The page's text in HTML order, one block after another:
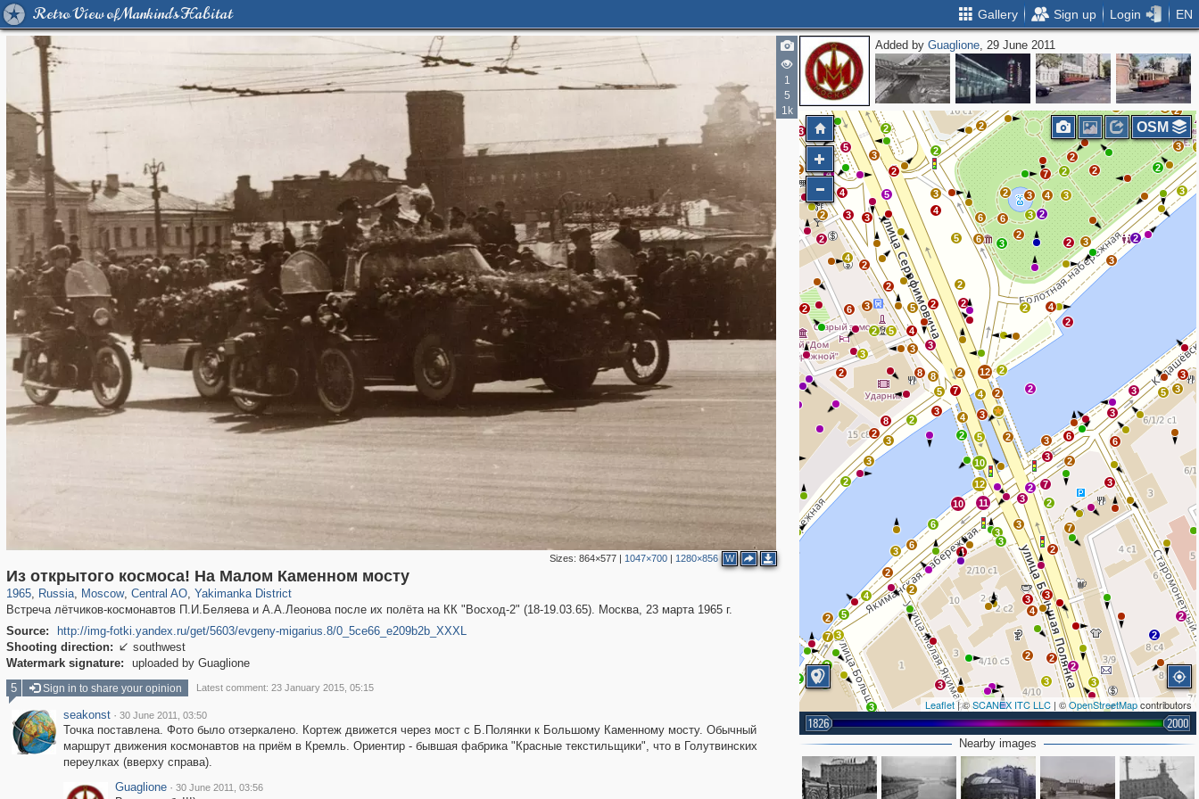
Retro View of Mankind's Habitat Gallery Sign up Login EN
1
5
1k
Sizes: 864×577| 1047×700| 1280×856 W
Из открытого космоса! На Малом Каменном мосту
1965, Russia
1,406,357 29,243
, Moscow
319,780 8,286
, Central AO
159,978 5,916
, Yakimanka District
13,375 458
Встреча лётчиков-космонавтов П.И.Беляева и А.А.Леонова после их полёта на КК "Восход-2" (18-19.03.65). Москва, 23 марта 1965 г.
Source:
http://img-fotki.yandex.ru/get/5603/evgeny-migarius.8/0_5ce66_e209b2b_XXXL
Shooting direction:  southwest
Watermark signature:
uploaded by Guaglione
Added byGuaglione, 29 June 2011
3
2
3
3
8
2
3
2
4
2
5
10
2
2
3
3
7
2 5
4
3
3
4
2
3
3 3
2
2
3
2
2
7
2
2
3
4
2
3
4
2
2
3
6
6
10 11
12
3
3
3
3
7
2
2
6
3
3
2
6 6
3
2
3
5
3 3
3
3
3
2
2
2
4
2
3
2
2
7
2
3
3
4
2
2 3 2
3
2
4
2
2
12
2
3
4
2
7
5
8
8
3
2
2
5
4
3
5
2
6 3
2
5
2
6
6
3
2
6
4
3
2
2
3
4
4
2
3 3
5
4
2
2
2
2
2
3
5
2
2
2
2
2
Leaflet| ©SCANEX ITC LLC | ©OpenStreetMapcontributors
1826 2000
OSM
Nearby images
5 Sign in to share your opinion Latest comment: 23 January 2015, 05:15
seakonst · 30 June 2011, 03:50
Точка поставлена. Фото было отзеркалено. Кортеж движется через мост с Б.Полянки к Большому Каменному мосту. Обычный
маршрут движения космонавтов на приём в Кремль. Ориентир - бывшая фабрика "Красные текстильщики", что в Голутвинских
переулках (вверху справа).
Guaglione · 30 June 2011, 03:56